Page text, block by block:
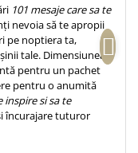
101 mesaje care sa te
nevoia să te apropii
pe noptiera ta,
tale. Dimensiunea
pentru un pachet
pentru o anumită
inspire si sa te
încurajare tuturor